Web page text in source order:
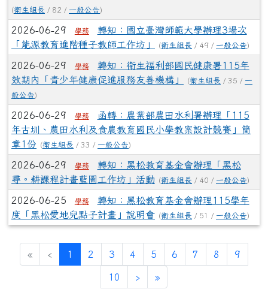
(衛生組長 / 82 / 一般公告)
2026-06-29 學務
轉知：國立臺灣師範大學辦理3場次
「能源教育進階種子教師工作坊」
(衛生組長 / 49 / 一般公告)
2026-06-29 學務
轉知：衛生福利部國民健康署115年
效期內「青少年健康促進服務友善機構」
(衛生組長 / 35 / 一
般公告)
2026-06-29 學務
函轉：農業部農田水利署辦理「115
年古圳、農田水利及食農教育國民小學教案設計競賽」簡
章1份
(衛生組長 / 33 / 一般公告)
2026-06-29 學務
轉知：黑松教育基金會辦理「黑松
尋。耕課程計畫藍圖工作坊」活動
(衛生組長 / 40 / 一般公告)
2026-06-25 學務
轉知：黑松教育基金會辦理115學年
度「黑松愛地兒點子計畫」說明會 (衛生組長 / 51 / 一般公告)
« ‹ 1 (current)
2 3 4 5 6 7 8 9
10 › »